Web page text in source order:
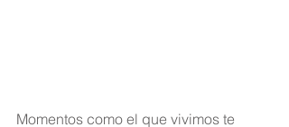
Momentos como el que vivimos te